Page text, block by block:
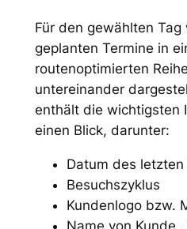
Für den gewählten Tag
geplanten Termine in
routenoptimierten
untereinander
enthält die wichtigsten
einen Blick, darunter:
Datum des letzten
Besuchszyklus
Kundenlogo bzw.
Name von Kunde